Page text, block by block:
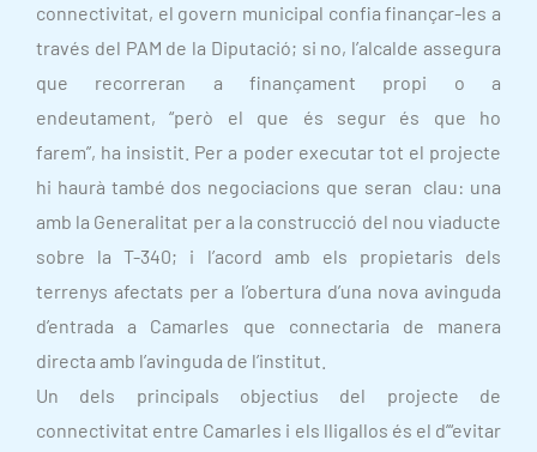
connectivitat, el govern municipal confia finançar-les a
través del PAM de la Diputació; si no, l’alcalde assegura
que recorreran a finançament propi o a
endeutament, “però el que és segur és que ho
farem”, ha insistit. Per a poder executar tot el projecte
hi haurà també dos negociacions que seran clau: una
amb la Generalitat per a la construcció del nou viaducte
sobre la T-340; i l’acord amb els propietaris dels
terrenys afectats per a l’obertura d’una nova avinguda
d’entrada a Camarles que connectaria de manera
directa amb l’avinguda de l’institut.
Un dels principals objectius del projecte de
connectivitat entre Camarles i els lligallos és el d’“evitar